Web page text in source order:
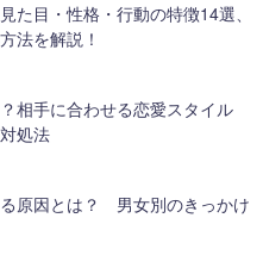
た目・性格・行動の特徴14選、
法を解説！
相手に合わせる恋愛スタイル
処法
原因とは？ 男女別のきっかけ